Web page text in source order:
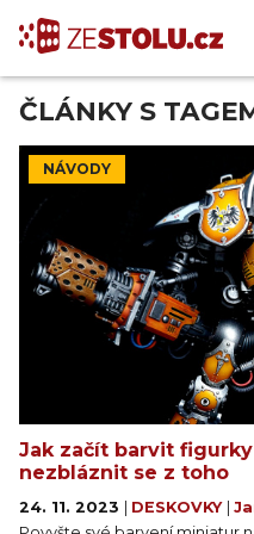
ČLÁNKY S
NÁVODY
Jak začít barvit
nezbláznit se z toho
24. 11. 2023 DESKOVKY